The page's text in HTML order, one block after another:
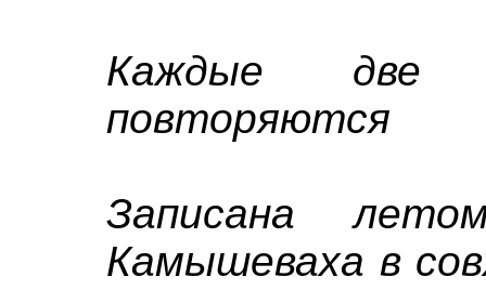
Каждые две
повторяются
Записана
Камышеваха в